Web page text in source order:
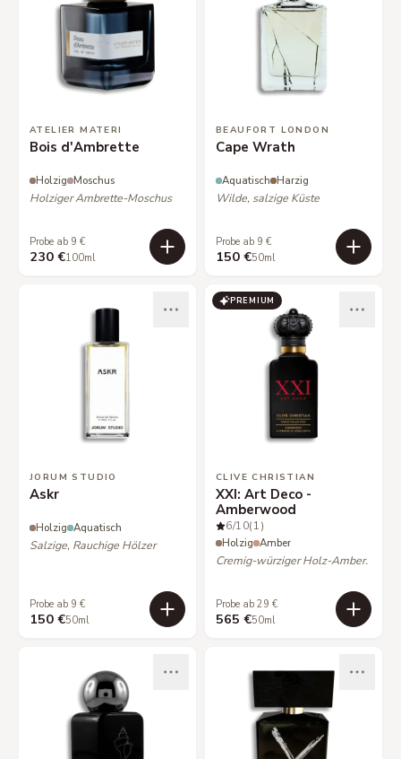
ATELIER MATERI
Bois d'Ambrette
Holzig Moschus
Holziger Ambrette-Moschus
Probe ab 9 €
230 €100ml
BEAUFORT LONDON
Cape Wrath
Aquatisch Harzig
Wilde, salzige Küste
Probe ab 9 €
150 €50ml
JORUM STUDIO
Askr
Holzig Aquatisch
Salzige, Rauchige Hölzer
Probe ab 9 €
150 €50ml
PREMIUM
CLIVE CHRISTIAN
XXI: Art Deco -
Amberwood
6/10(1)
Holzig Amber
Cremig-würziger Holz-Amber.
Probe ab 29 €
565 €50ml